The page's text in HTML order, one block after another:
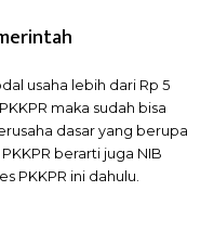
usaha lebih dari Rp 5
maka sudah bisa
dasar yang berupa
berarti juga NIB
PKKPR ini dahulu.